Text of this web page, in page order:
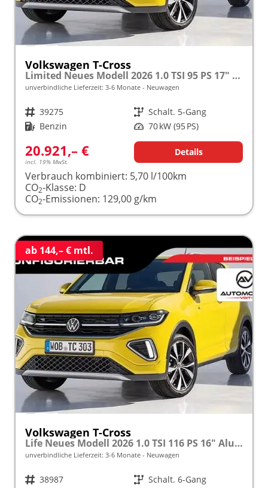
Volkswagen T-Cross
Limited Neues Modell 2026 1.0 TSI 95 PS 17" Kamera, Alu, Parksensoren vo/hi, LED-Scheinwerfer, Radio Composition 8", App-Connect, Klima, M-Lederlenkrad, Digitales Cockpit, Müdigkeitserkennung, Dachreling, Lane Assist, Armlehne vorn
unverbindliche Lieferzeit: 3-6 Monate Neuwagen
Fahrzeugnr. 39275 Getriebe Schalt. 5-Gang
Kraftstoff Benzin Leistung 70 kW (95 PS)
20.921,– €
incl. 19% MwSt.
Details
Verbrauch kombiniert: 5,70 l/100km
CO2-Klasse: D
CO2-Emissionen: 129,00 g/km
ab 144,– € mtl.
Volkswagen T-Cross
Life Neues Modell 2026 1.0 TSI 116 PS 16" Alu, Parksensoren vo/hi, LED-Scheinwerfer, Radio Composition 8", App-Connect, Klima, M-Lederlenkrad, Digitales Cockpit, Müdigkeitserkennung, Dachreling, Lane Assist, Armlehne vorn
unverbindliche Lieferzeit: 3-6 Monate Neuwagen
Fahrzeugnr. 38987 Getriebe Schalt. 6-Gang